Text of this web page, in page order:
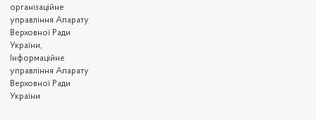
організаційне
управління Апарату
Верховної Ради
України,
Інформаційне
управління Апарату
Верховної Ради
України